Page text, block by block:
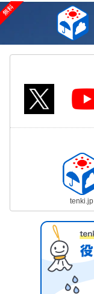
tenki.jp